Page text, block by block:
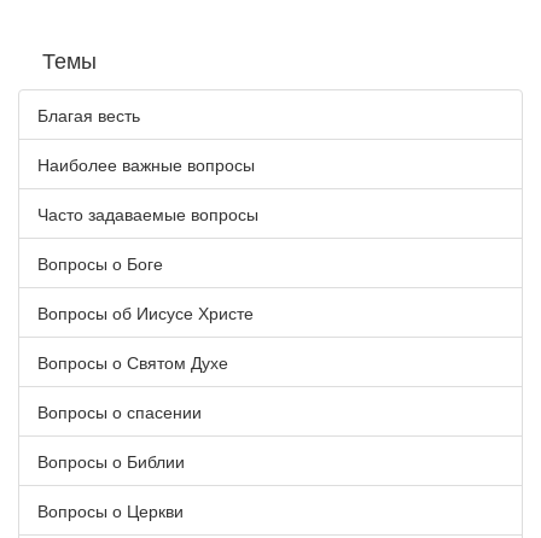
Темы
Благая весть
Наиболее важные вопросы
Часто задаваемые вопросы
Вопросы о Боге
Вопросы об Иисусе Христе
Вопросы о Святом Духе
Вопросы о спасении
Вопросы о Библии
Вопросы о Церкви